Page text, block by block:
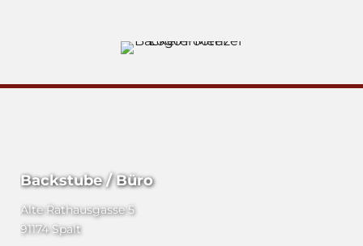
Backstube / Büro
Alte Rathausgasse 5
91174 Spalt